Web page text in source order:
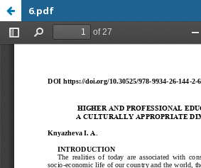
6.pdf